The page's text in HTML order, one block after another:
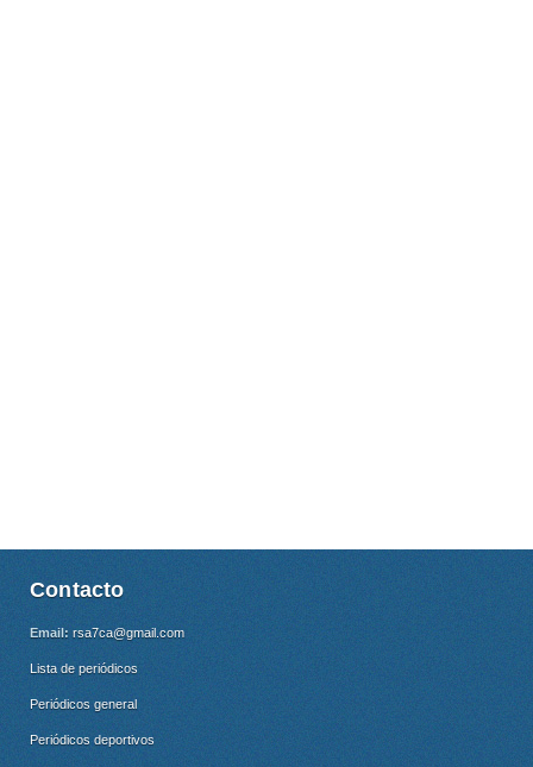
Contacto
Email: rsa7ca@gmail.com
Lista de periódicos
Periódicos general
Periódicos deportivos